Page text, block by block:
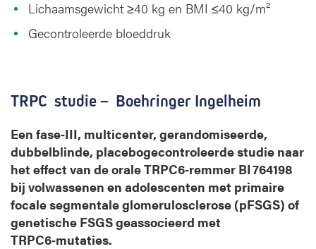
Lichaamsgewicht ≥40 kg en BMI ≤40 kg/m²
Gecontroleerde bloeddruk
TRPC studie – Boehringer Ingelheim
Een fase‑III, multicenter, gerandomiseerde,
dubbelblinde, placebogecontroleerde studie naar
het effect van de orale TRPC6‑remmer BI 764198
bij volwassenen en adolescenten met primaire
focale segmentale glomerulosclerose (pFSGS) of
genetische FSGS geassocieerd met
TRPC6‑mutaties.